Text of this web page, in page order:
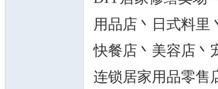
用品店丶日式料里
快餐店丶美容店丶
连锁居家用品零售